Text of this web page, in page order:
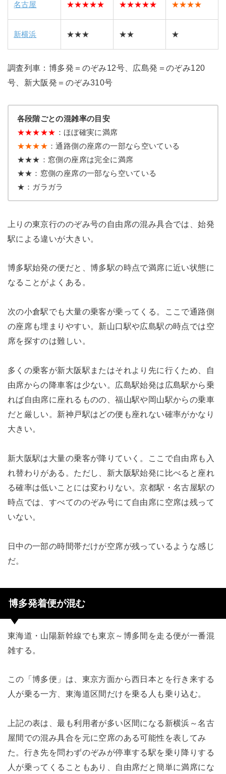
名古屋 ★★★★★ ★★★★★ ★★★★
新横浜 ★★★ ★★ ★
調査列車：博多発＝のぞみ12号、広島発＝のぞみ120
号、新大阪発＝のぞみ310号
各段階ごとの混雑率の目安
★★★★★ ：ほぼ確実に満席
★★★★ ：通路側の座席の一部なら空いている
★★★：窓側の座席は完全に満席
★★：窓側の座席の一部なら空いている
★：ガラガラ
上りの東京行ののぞみ号の自由席の混み具合では、始発
駅による違いが大きい。
博多駅始発の便だと、博多駅の時点で満席に近い状態に
なることがよくある。
次の小倉駅でも大量の乗客が乗ってくる。ここで通路側
の座席も埋まりやすい。新山口駅や広島駅の時点では空
席を探すのは難しい。
多くの乗客が新大阪駅またはそれより先に行くため、自
由席からの降車客は少ない。広島駅始発は広島駅から乗
れば自由席に座れるものの、福山駅や岡山駅からの乗車
だと厳しい。新神戸駅はどの便も座れない確率がかなり
大きい。
新大阪駅は大量の乗客が降りていく。ここで自由席も入
れ替わりがある。ただし、新大阪駅始発に比べると座れ
る確率は低いことには変わりない。京都駅・名古屋駅の
時点では、すべてののぞみ号にて自由席に空席は残って
いない。
日中の一部の時間帯だけが空席が残っているような感じ
だ。
博多発着便が混む
東海道・山陽新幹線でも東京～博多間を走る便が一番混
雑する。
この「博多便」は、東京方面から西日本とを行き来する
人が乗る一方、東海道区間だけを乗る人も乗り込む。
上記の表は、最も利用者が多い区間になる新横浜～名古
屋間での混み具合を元に空席のある可能性を表してみ
た。行き先を問わずのぞみが停車する駅を乗り降りする
人が乗ってくることもあり、自由席だと簡単に満席にな